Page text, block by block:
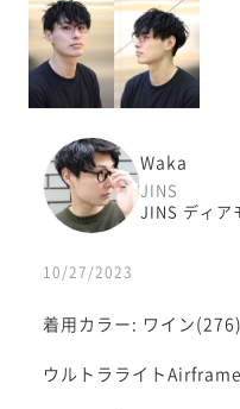
Waka
JINS
JINS ディア
10/27/2023
着用カラー: ワイン(276)
ウルトラライト